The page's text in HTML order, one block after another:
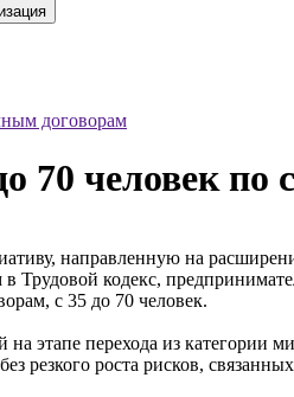
договорам
70 человек по
направленную на
Трудовой кодекс,
с 35 до 70 человек.
этапе перехода из категории
резкого роста рисков,